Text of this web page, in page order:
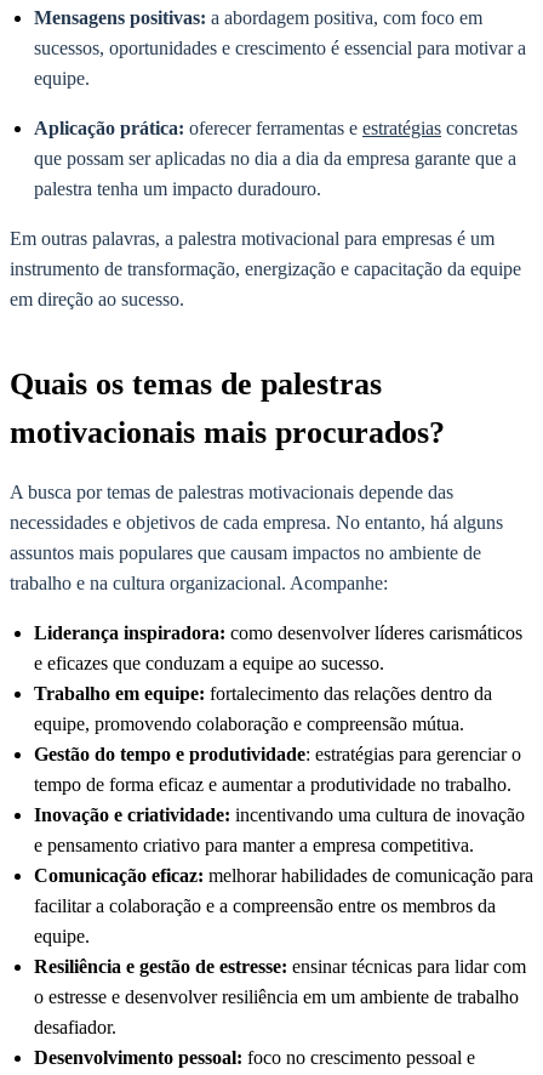
Mensagens positivas: a abordagem positiva, com foco em
sucessos, oportunidades e crescimento é essencial para motivar a
equipe.
Aplicação prática: oferecer ferramentas e estratégias concretas
que possam ser aplicadas no dia a dia da empresa garante que a
palestra tenha um impacto duradouro.
Em outras palavras, a palestra motivacional para empresas é um
instrumento de transformação, energização e capacitação da equipe
em direção ao sucesso.
Quais os temas de palestras
motivacionais mais procurados?
A busca por temas de palestras motivacionais depende das
necessidades e objetivos de cada empresa. No entanto, há alguns
assuntos mais populares que causam impactos no ambiente de
trabalho e na cultura organizacional. Acompanhe:
Liderança inspiradora: como desenvolver líderes carismáticos
e eficazes que conduzam a equipe ao sucesso.
Trabalho em equipe: fortalecimento das relações dentro da
equipe, promovendo colaboração e compreensão mútua.
Gestão do tempo e produtividade: estratégias para gerenciar o
tempo de forma eficaz e aumentar a produtividade no trabalho.
Inovação e criatividade: incentivando uma cultura de inovação
e pensamento criativo para manter a empresa competitiva.
Comunicação eficaz: melhorar habilidades de comunicação para
facilitar a colaboração e a compreensão entre os membros da
equipe.
Resiliência e gestão de estresse: ensinar técnicas para lidar com
o estresse e desenvolver resiliência em um ambiente de trabalho
desafiador.
Desenvolvimento pessoal: foco no crescimento pessoal e